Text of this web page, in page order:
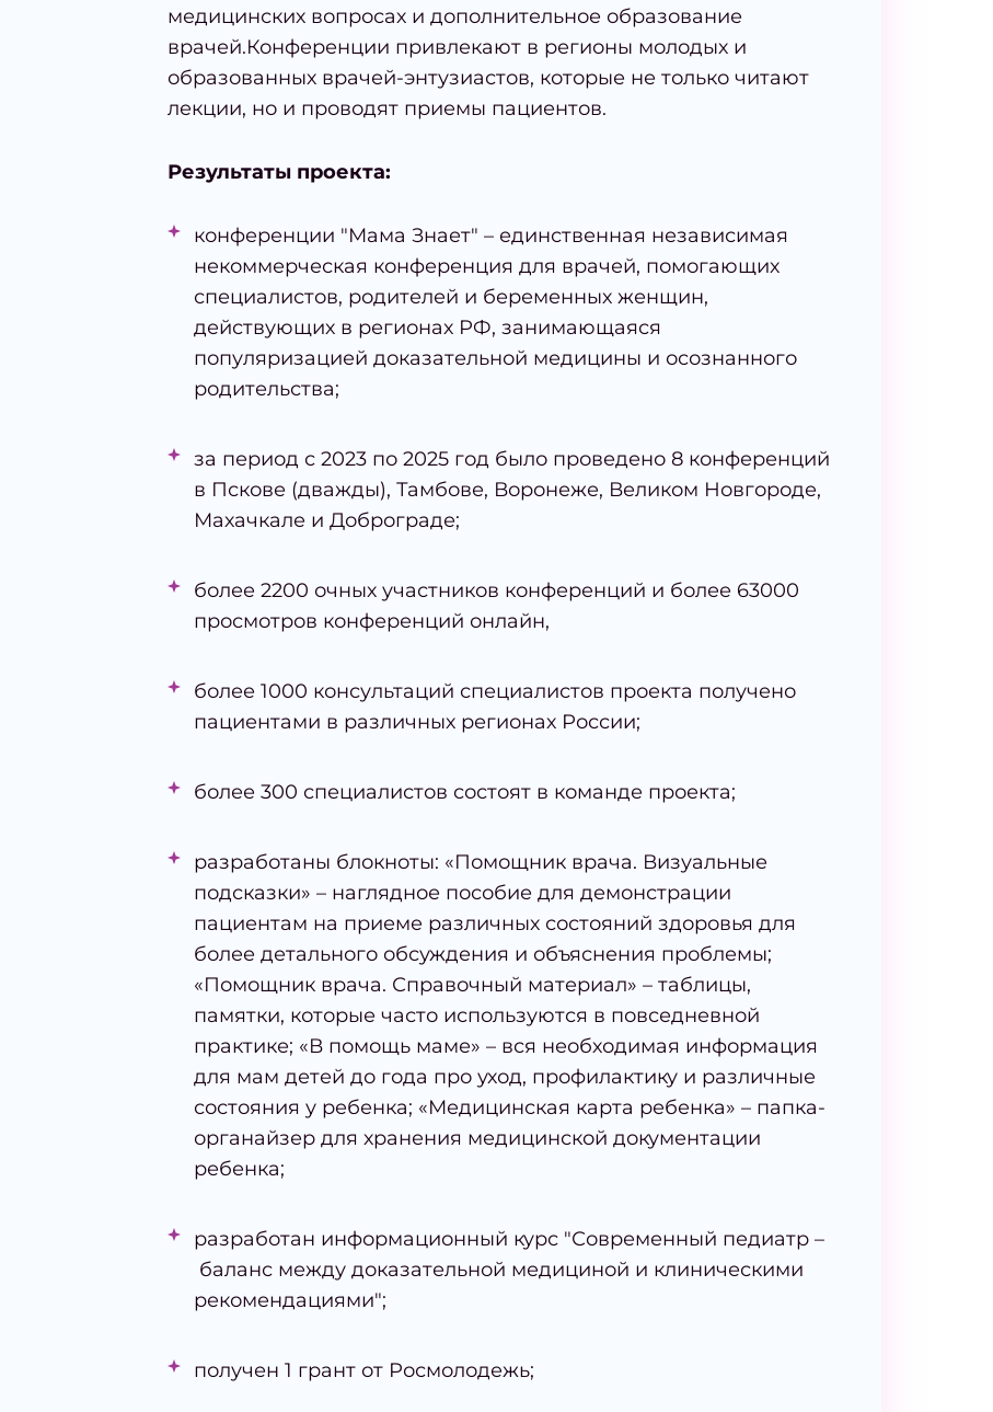
медицинских вопросах и дополнительное образование
врачей.Конференции привлекают в регионы молодых и
образованных врачей-энтузиастов, которые не только читают
лекции, но и проводят приемы пациентов.
Результаты проекта:
конференции "Мама Знает" – единственная независимая
некоммерческая конференция для врачей, помогающих
специалистов, родителей и беременных женщин,
действующих в регионах РФ, занимающаяся
популяризацией доказательной медицины и осознанного
родительства;
за период с 2023 по 2025 год было проведено 8 конференций
в Пскове (дважды), Тамбове, Воронеже, Великом Новгороде,
Махачкале и Доброграде;
более 2200 очных участников конференций и более 63000
просмотров конференций онлайн,
более 1000 консультаций специалистов проекта получено
пациентами в различных регионах России;
более 300 специалистов состоят в команде проекта;
разработаны блокноты: «Помощник врача. Визуальные
подсказки» – наглядное пособие для демонстрации
пациентам на приеме различных состояний здоровья для
более детального обсуждения и объяснения проблемы;
«Помощник врача. Справочный материал» – таблицы,
памятки, которые часто используются в повседневной
практике; «В помощь маме» – вся необходимая информация
для мам детей до года про уход, профилактику и различные
состояния у ребенка; «Медицинская карта ребенка» – папка-
органайзер для хранения медицинской документации
ребенка;
разработан информационный курс "Современный педиатр –
баланс между доказательной медициной и клиническими
рекомендациями";
получен 1 грант от Росмолодежь;